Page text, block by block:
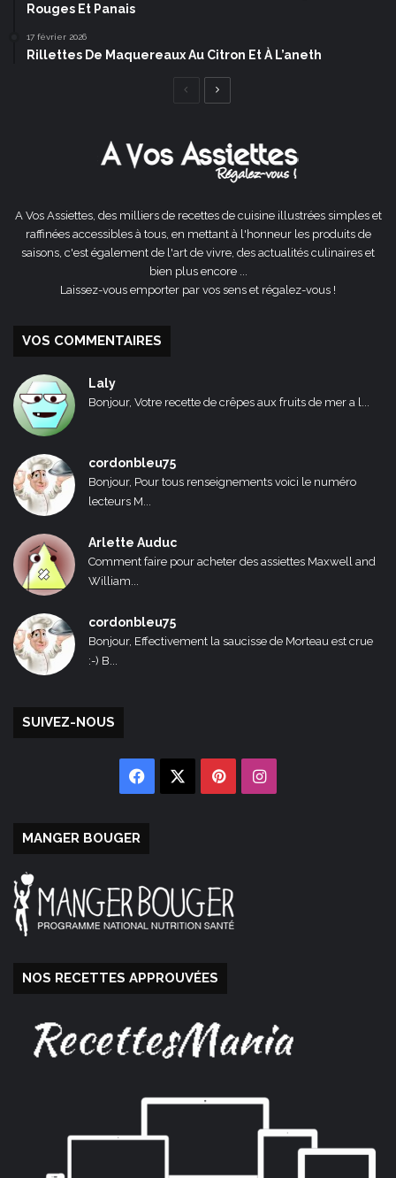
Rouges Et Panais
17 février 2026
Rillettes De Maquereaux Au Citron Et À L’aneth
Page
A Vos Assiettes, des milliers de recettes de cuisine illustrées simples et
raffinées accessibles à tous, en mettant à l'honneur les produits de
saisons, c'est également de l'art de vivre, des actualités culinaires et
bien plus encore ...
Laissez-vous emporter par vos sens et régalez-vous !
VOS COMMENTAIRES
Laly
Bonjour, Votre recette de crêpes aux fruits de mer a l...
cordonbleu75
Bonjour, Pour tous renseignements voici le numéro
lecteurs M...
Arlette Auduc
Comment faire pour acheter des assiettes Maxwell and
William...
cordonbleu75
Bonjour, Effectivement la saucisse de Morteau est crue
:-) B...
SUIVEZ-NOUS
Facebook PinterestInstagram
MANGER BOUGER
NOS RECETTES APPROUVÉES